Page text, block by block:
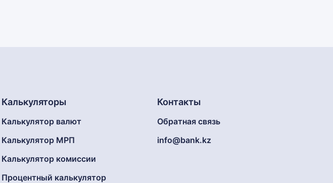
Калькуляторы
Калькулятор валют
Калькулятор МРП
Калькулятор комиссии
Процентный калькулятор
Контакты
Обратная связь
info@bank.kz